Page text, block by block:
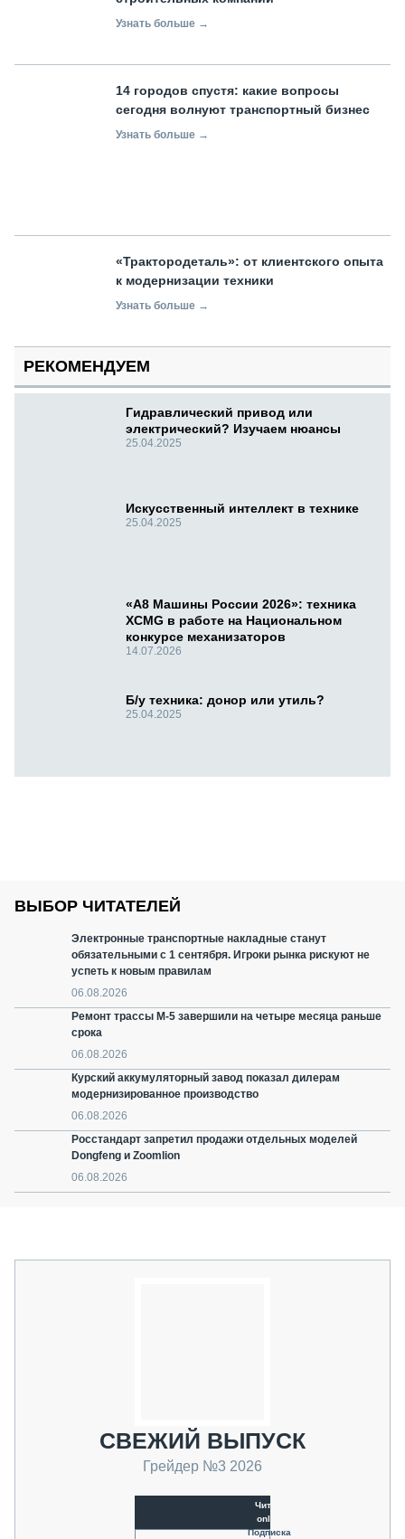
Узнать больше →
14 городов спустя: какие вопросы
сегодня волнуют транспортный бизнес
Узнать больше →
«Трактородеталь»: от клиентского опыта
к модернизации техники
Узнать больше →
РЕКОМЕНДУЕМ
Гидравлический привод или
электрический? Изучаем нюансы
25.04.2025
Искусственный интеллект в технике
25.04.2025
«А8 Машины России 2026»: техника
XCMG в работе на Национальном
конкурсе механизаторов
14.07.2026
Б/у техника: донор или утиль?
25.04.2025
ВЫБОР ЧИТАТЕЛЕЙ
Электронные транспортные накладные станут
обязательными с 1 сентября. Игроки рынка рискуют не
успеть к новым правилам
06.08.2026
Ремонт трассы М-5 завершили на четыре месяца раньше
срока
06.08.2026
Курский аккумуляторный завод показал дилерам
модернизированное производство
06.08.2026
Росстандарт запретил продажи отдельных моделей
Dongfeng и Zoomlion
06.08.2026
СВЕЖИЙ ВЫПУСК
Грейдер №3 2026
Читать
online
Подписка